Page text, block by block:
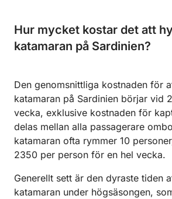
Hur mycket kostar det att
katamaran på Sardinien?
Den genomsnittliga kostnaden för
katamaran på Sardinien börjar vid
vecka, exklusive kostnaden för
delas mellan alla passagerare
katamaran ofta rymmer 10
2350 per person för en hel vecka.
Generellt sett är den dyraste tiden
katamaran under högsäsongen,